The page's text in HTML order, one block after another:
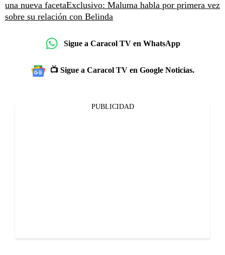
una nueva facetaExclusivo: Maluma habla por primera vez
sobre su relación con Belinda
Sigue a Caracol TV en WhatsApp
📺 Sigue a Caracol TV en Google Noticias.
PUBLICIDAD